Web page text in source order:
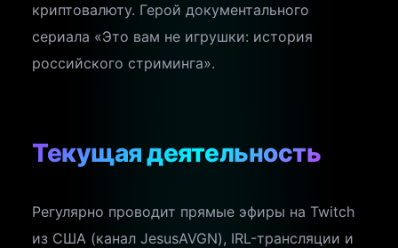
криптовалюту. Герой документального
сериала «Это вам не игрушки: история
российского стриминга».
Текущая деятельность
Регулярно проводит прямые эфиры на Twitch
из США (канал JesusAVGN), IRL-трансляции и